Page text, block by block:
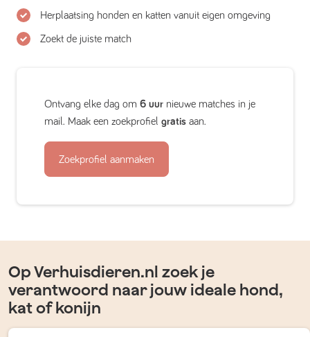
Herplaatsing honden en katten vanuit eigen omgeving
Zoekt de juiste match
Ontvang elke dag om 6 uur nieuwe matches in je
mail. Maak een zoekprofiel gratis aan.
Zoekprofiel aanmaken
Op Verhuisdieren.nl zoek je
verantwoord naar jouw ideale hond,
kat of konijn